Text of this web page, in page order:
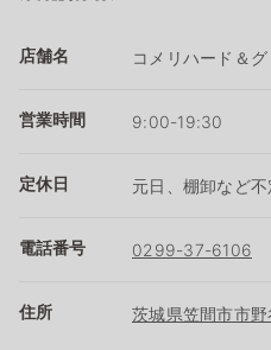
店舗名 コメリハード＆
営業時間 9:00-19:30
定休日 元日、棚卸など不
電話番号 0299-37-6106
住所 茨城県笠間市市